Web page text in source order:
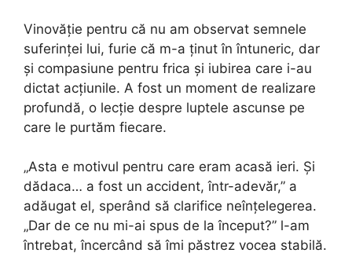
Vinovăție pentru că nu am observat semnele
suferinței lui, furie că m-a ținut în întuneric, dar
și compasiune pentru frica și iubirea care i-au
dictat acțiunile. A fost un moment de realizare
profundă, o lecție despre luptele ascunse pe
care le purtăm fiecare.
„Asta e motivul pentru care eram acasă ieri. Și
dădaca… a fost un accident, într-adevăr,” a
adăugat el, sperând să clarifice neînțelegerea.
„Dar de ce nu mi-ai spus de la început?” l-am
întrebat, încercând să îmi păstrez vocea stabilă.